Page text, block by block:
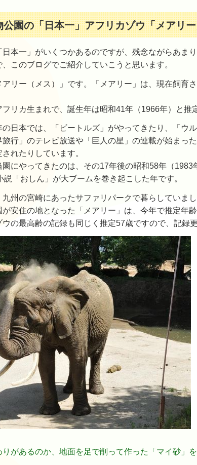
公園の「日本一」アフリカゾウ「メアリ
本一」がいくつかあるのですが、残念ながらあま
このブログでご紹介していこうと思います。
リー（メス）」です。「メアリー」は、現在飼育
フリカ生まれで、誕生年は昭和41年（1966年）と推
日本では、「ビートルズ」がやってきたり、「ウ
旅行」のテレビ放送や「巨人の星」の連載が始まっ
れたりしています。
園にやってきたのは、その17年後の昭和58年（1983
説「おしん」が大ブームを巻き起こした年です。
州の宮崎にあったサファリパークで暮らしていまし
安住の地となった「メアリー」は、今年で推定年
の最高齢の記録も同じく推定57歳ですので、記録
があるのか、地面を足で削って作った「マイ砂」を